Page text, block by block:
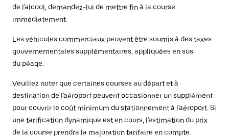
de l'alcool, demandez-lui de mettre fin à la course
immédiatement.
Les véhicules commerciaux peuvent être soumis à des taxes
gouvernementales supplémentaires, appliquées en sus
du péage.
Veuillez noter que certaines courses au départ et à
destination de l'aéroport peuvent occasionner un supplément
pour couvrir le coût minimum du stationnement à l'aéroport. Si
une tarification dynamique est en cours, l'estimation du prix
de la course prendra la majoration tarifaire en compte.